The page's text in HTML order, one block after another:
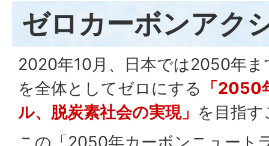
ゼロカーボンアク
2020年10月、日本では2050年
を全体としてゼロにする
「2050
ル、脱炭素社会の実現」 を目指